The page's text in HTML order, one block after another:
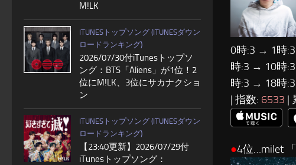
0時:3 → 1時
時:3 → 10時
時:3 → 18時
| 指数: 6533 |
●4位…milet 「
M!LK
ITUNESトップソング (ITUNESダウン
ロードランキング)
2026/07/30付iTunesトップソ
ング：BTS「Aliens」が1位！2
位にM!LK、3位にサカナクショ
ン
ITUNESトップソング (ITUNESダウン
ロードランキング)
【23:40更新】2026/07/29付
iTunesトップソング：